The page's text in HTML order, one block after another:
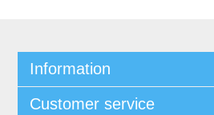
Information
Customer service